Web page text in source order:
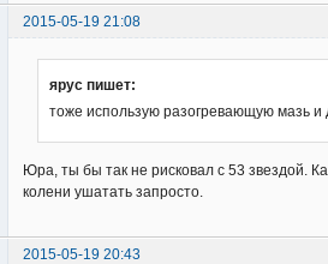
2015-05-19 21:08
ярус пишет:
тоже использую разогревающую мазь и
Юра, ты бы так не рисковал с 53 звездой.
колени ушатать запросто.
2015-05-19 20:43